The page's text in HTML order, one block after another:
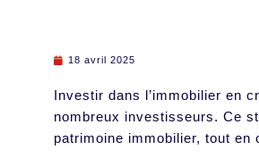
18 avril 2025
Investir dans l’immobilier en
nombreux investisseurs. Ce
patrimoine immobilier, tout